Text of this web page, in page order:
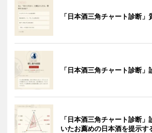
「日本酒三角チャート診断」
「日本酒三角チャート診断」
「日本酒三角チャート診断
いたお薦めの日本酒を提示す